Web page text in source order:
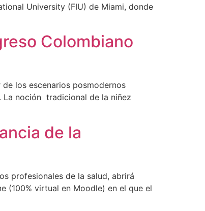
University (FIU) de Miami, donde
Colombiano
los escenarios posmodernos
La noción tradicional de la niñez
de la
profesionales de la salud, abrirá
(100% virtual en Moodle) en el que el